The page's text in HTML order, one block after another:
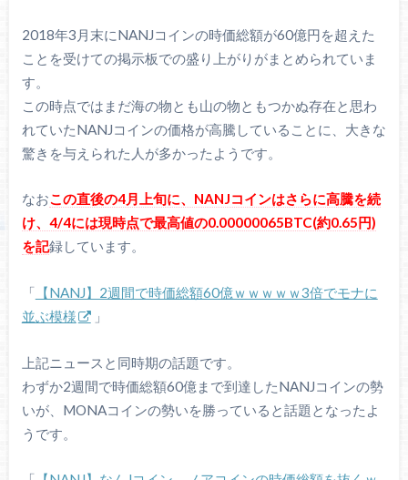
2018年3月末にNANJコインの時価総額が60億円を超えた
ことを受けての掲示板での盛り上がりがまとめられていま
す。
この時点ではまだ海の物とも山の物ともつかぬ存在と思わ
れていたNANJコインの価格が高騰していることに、大きな
驚きを与えられた人が多かったようです。
なおこの直後の4月上旬に、NANJコインはさらに高騰を続
け、4/4には現時点で最高値の0.00000065BTC(約0.65円)
を記録しています。
「 【NANJ】2週間で時価総額60億ｗｗｗｗｗ3倍でモナに
並ぶ模様
」
上記ニュースと同時期の話題です。
わずか2週間で時価総額60億まで到達したNANJコインの勢
いが、MONAコインの勢いを勝っていると話題となったよ
うです。